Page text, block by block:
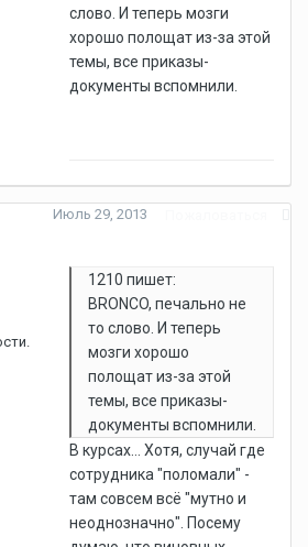
слово. И теперь мозги
хорошо полощат из-за этой
темы, все приказы-
документы вспомнили.
Июль 29, 2013
1210 пишет:
BRONCO, печально не
то слово. И теперь
мозги хорошо
полощат из-за этой
темы, все приказы-
документы вспомнили.
В курсах... Хотя, случай где
сотрудника "поломали" -
там совсем всё "мутно и
неоднозначно". Посему